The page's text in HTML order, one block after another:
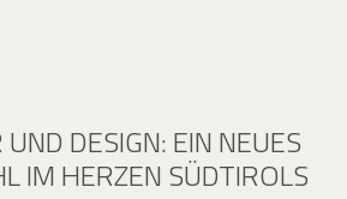
DESIGN: EIN NEUES
IM HERZEN SÜDTIROLS